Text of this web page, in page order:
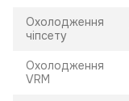
Охолодження
чіпсету
Охолодження
VRM